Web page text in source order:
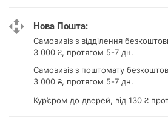
Нова Пошта:
Самовивіз з відділення
3 000 ₴, протягом 5-7 дн.
Самовивіз з поштомату
3 000 ₴, протягом 5-7 дн.
Кур’єром до дверей, від 130 ₴